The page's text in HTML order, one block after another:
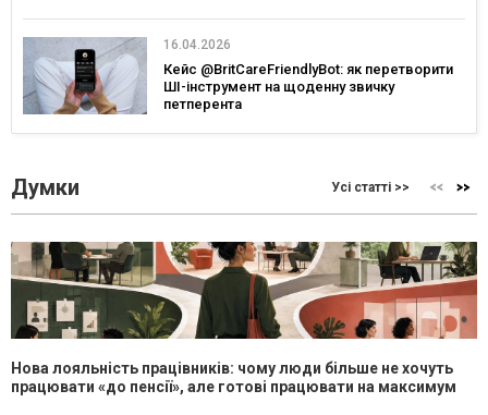
16.04.2026
Кейс @BritCareFriendlyBot: як перетворити
ШІ-інструмент на щоденну звичку
петперента
Думки Усі статті >>
Нова лояльність працівників: чому люди більше не хочуть
працювати «до пенсії», але готові працювати на максимум